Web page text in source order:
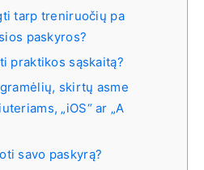
tarp treniruočių pa
paskyros?
praktikos sąskaitą?
skirtų asme
„iOS“ ar „A
savo paskyrą?